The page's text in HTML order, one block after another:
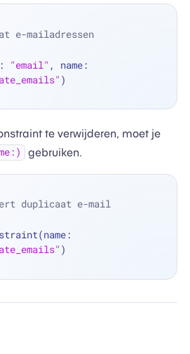
e-mailadressen
"email"
)
te verwijderen, moet je
gebruiken.
duplicaat e-mail
)